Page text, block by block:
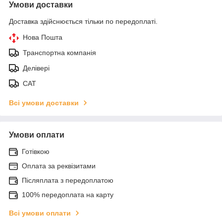
Умови доставки
Доставка здійснюється тільки по передоплаті.
Нова Пошта
Транспортна компанія
Делівері
САТ
Всі умови доставки
Умови оплати
Готівкою
Оплата за реквізитами
Післяплата з передоплатою
100% передоплата на карту
Всі умови оплати